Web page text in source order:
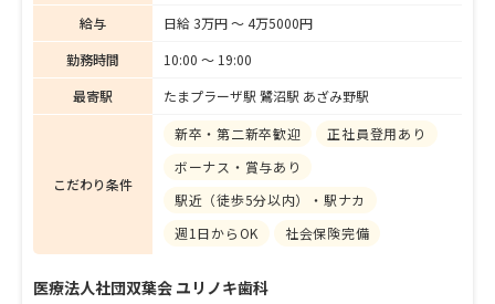
給与
日給 3万円 〜 4万5000円
勤務時間
10:00 〜 19:00
最寄駅
たまプラーザ駅 鷺沼駅 あざみ野駅
こだわり条件
新卒・第二新卒歓迎
正社員登用あり
ボーナス・賞与あり
駅近（徒歩5分以内）・駅ナカ
週1日からOK
社会保険完備
医療法人社団双葉会 ユリノキ歯科